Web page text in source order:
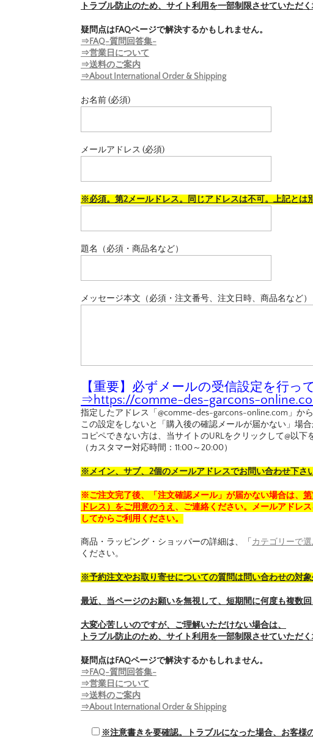
トラブル防止のため、サイト利用を一部制限させていただく
疑問点はFAQページで解決するかもしれません。
⇒FAQ-質問回答集-
⇒営業日について
⇒送料のご案内
⇒About International Order & Shipping
お名前 (必須)
メールアドレス (必須)
※必須。第2メールドレス。同じアドレスは不可。上記とは
題名（必須・商品名など）
メッセージ本文（必須・注文番号、注文日時、商品名など）
【重要】必ずメールの受信設定を行っ
⇒ https://comme-des-garcons-
指定したアドレス「@comme-des-garcons-online.com」か
この設定をしないと「購入後の確認メールが届かない」場合
コピペできない方は、当サイトのURLをクリックして@以下
（カスタマー対応時間：11:00～20:00）
※メイン、サブ、2個のメールアドレスでお問い合わせ下さ
※ご注文完了後、「注文確認メール」が届かない場合は、
ドレス）をご用意のうえ 、ご連絡ください。メールアドレ
してからご利用ください。
商品・ラッピング・ショッパーの詳細は、「 カテゴリーで
ください。
※予約注文やお取り寄せについての質問は問い合わせの対象
最近、当ページのお願いを無視して、短期間に何度も複数
大変心苦しいのですが、ご理解いただけない場合は、
トラブル防止のため、サイト利用を一部制限させていただく
疑問点はFAQページで解決するかもしれません。
⇒FAQ-質問回答集-
⇒営業日について
⇒送料のご案内
⇒About International Order & Shipping
※注意書きを要確認。トラブルになった場合、お客様